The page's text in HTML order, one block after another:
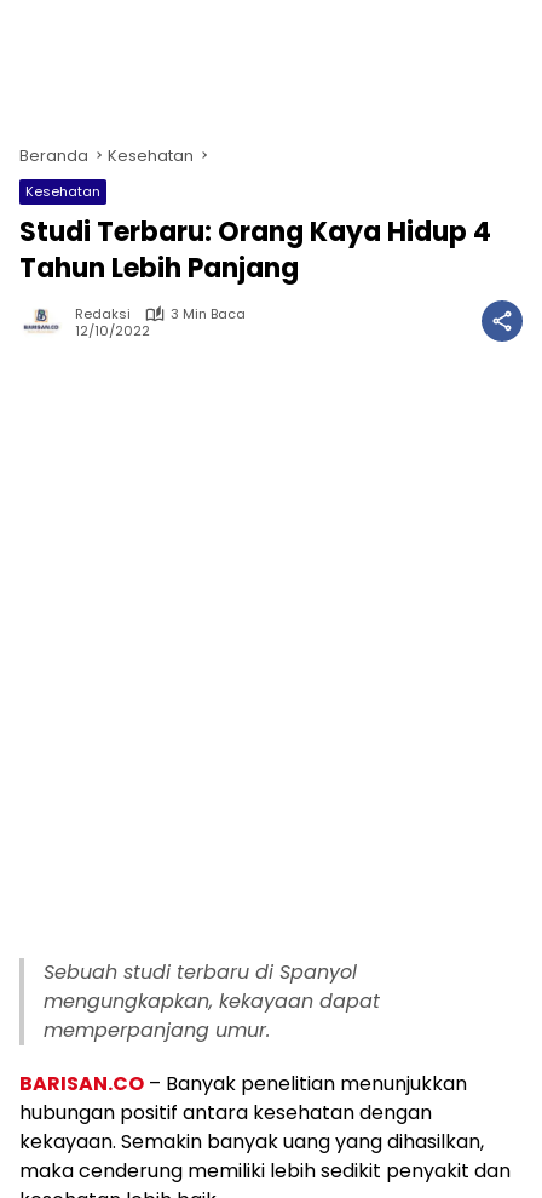
Beranda Kesehatan
Kesehatan
Studi Terbaru: Orang Kaya Hidup 4
Tahun Lebih Panjang
Redaksi
3 Min Baca
12/10/2022
Sebuah studi terbaru di Spanyol
mengungkapkan, kekayaan dapat
memperpanjang umur.
BARISAN.CO – Banyak penelitian menunjukkan
hubungan positif antara kesehatan dengan
kekayaan. Semakin banyak uang yang dihasilkan,
maka cenderung memiliki lebih sedikit penyakit dan